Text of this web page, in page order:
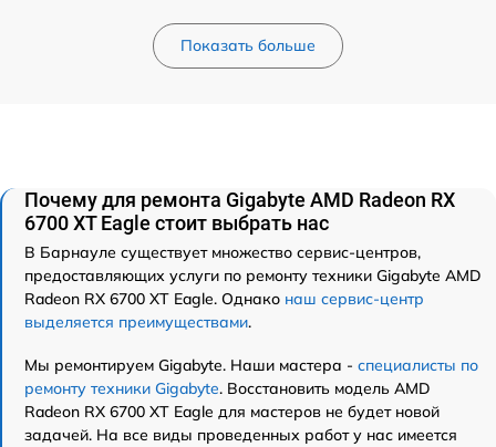
Показать больше
Почему для ремонта Gigabyte AMD Radeon RX
6700 XT Eagle стоит выбрать нас
В Барнауле существует множество сервис-центров,
предоставляющих услуги по ремонту техники Gigabyte AMD
Radeon RX 6700 XT Eagle. Однако наш сервис-центр
выделяется преимуществами.
Мы ремонтируем Gigabyte. Наши мастера - специалисты по
ремонту техники Gigabyte. Восстановить модель AMD
Radeon RX 6700 XT Eagle для мастеров не будет новой
задачей. На все виды проведенных работ у нас имеется